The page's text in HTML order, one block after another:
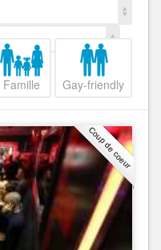
Famille Gay-friendly
Coup de coeur